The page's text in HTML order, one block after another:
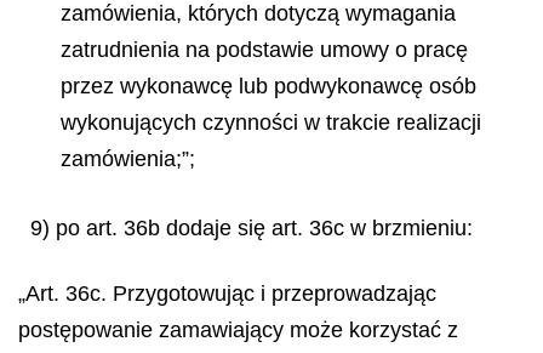
zamówienia, których dotyczą wymagania
zatrudnienia na podstawie umowy o pracę
przez wykonawcę lub podwykonawcę osób
wykonujących czynności w trakcie realizacji
zamówienia;”;
9) po art. 36b dodaje się art. 36c w brzmieniu:
„Art. 36c. Przygotowując i przeprowadzając
postępowanie zamawiający może korzystać z